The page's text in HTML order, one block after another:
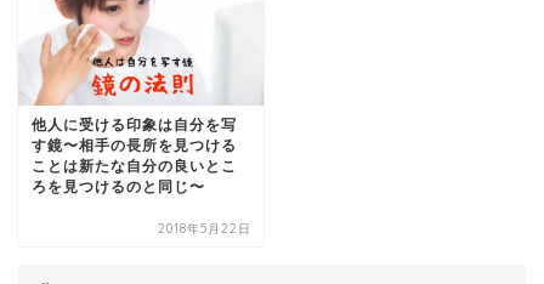
他人に受ける印象は自分を写
す鏡〜相手の長所を見つける
ことは新たな自分の良いとこ
ろを見つけるのと同じ〜
2018年5月22日